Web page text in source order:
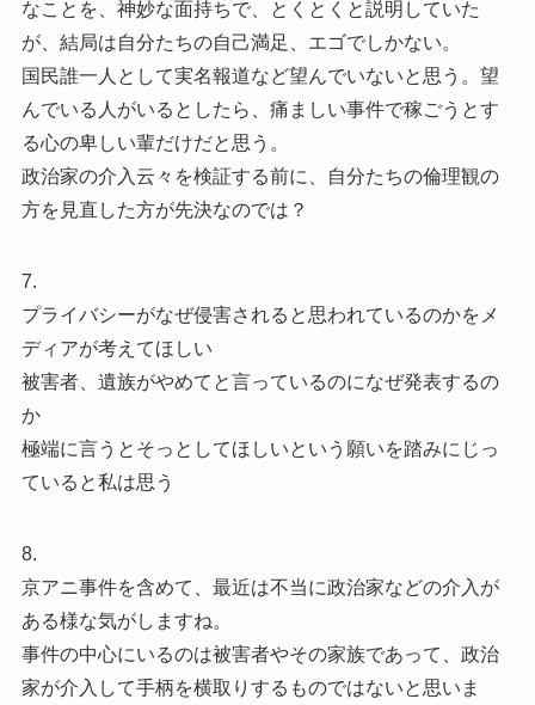
なことを、神妙な面持ちで、とくとくと説明していた
が、結局は自分たちの自己満足、エゴでしかない。
国民誰一人として実名報道など望んでいないと思う。望
んでいる人がいるとしたら、痛ましい事件で稼ごうとす
る心の卑しい輩だけだと思う。
政治家の介入云々を検証する前に、自分たちの倫理観の
方を見直した方が先決なのでは？
7.
プライバシーがなぜ侵害されると思われているのかをメ
ディアが考えてほしい
被害者、遺族がやめてと言っているのになぜ発表するの
か
極端に言うとそっとしてほしいという願いを踏みにじっ
ていると私は思う
8.
京アニ事件を含めて、最近は不当に政治家などの介入が
ある様な気がしますね。
事件の中心にいるのは被害者やその家族であって、政治
家が介入して手柄を横取りするものではないと思いま